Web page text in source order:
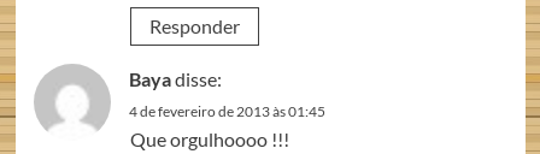
Responder
Bayadisse:
4 de fevereiro de 2013 às 01:45
Que orgulhoooo !!!